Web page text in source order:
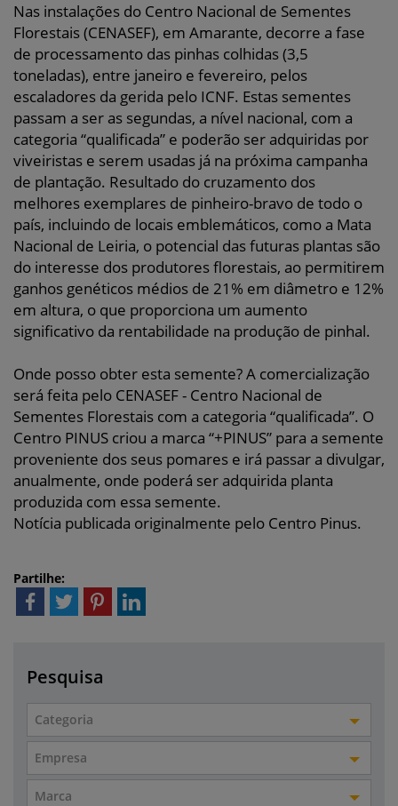
Nas instalações do Centro Nacional de Sementes
Florestais (CENASEF), em Amarante, decorre a fase
de processamento das pinhas colhidas (3,5
toneladas), entre janeiro e fevereiro, pelos
escaladores da gerida pelo ICNF. Estas sementes
passam a ser as segundas, a nível nacional, com a
categoria “qualificada” e poderão ser adquiridas por
viveiristas e serem usadas já na próxima campanha
de plantação. Resultado do cruzamento dos
melhores exemplares de pinheiro-bravo de todo o
país, incluindo de locais emblemáticos, como a Mata
Nacional de Leiria, o potencial das futuras plantas são
do interesse dos produtores florestais, ao permitirem
ganhos genéticos médios de 21% em diâmetro e 12%
em altura, o que proporciona um aumento
significativo da rentabilidade na produção de pinhal.
Onde posso obter esta semente? A comercialização
será feita pelo CENASEF - Centro Nacional de
Sementes Florestais com a categoria “qualificada”. O
Centro PINUS criou a marca “+PINUS” para a semente
proveniente dos seus pomares e irá passar a divulgar,
anualmente, onde poderá ser adquirida planta
produzida com essa semente.
Notícia publicada originalmente pelo Centro Pinus.
Partilhe:
Pesquisa
Categoria
Empresa
Marca